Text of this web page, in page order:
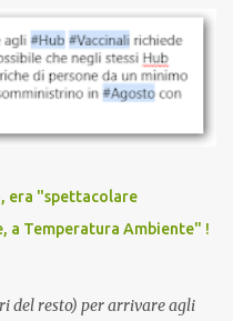
parlare di ricompense,
mai visto
fatto. Se non sei stato
di farti sentire una
un vaccino che minacci le
di sussistenza, il lavoro o la
che permettesse a un
genitori. Dopo tutti i vaccini
era "spettacolare
a Temperatura Ambiente" !
del resto) per arrivare agli